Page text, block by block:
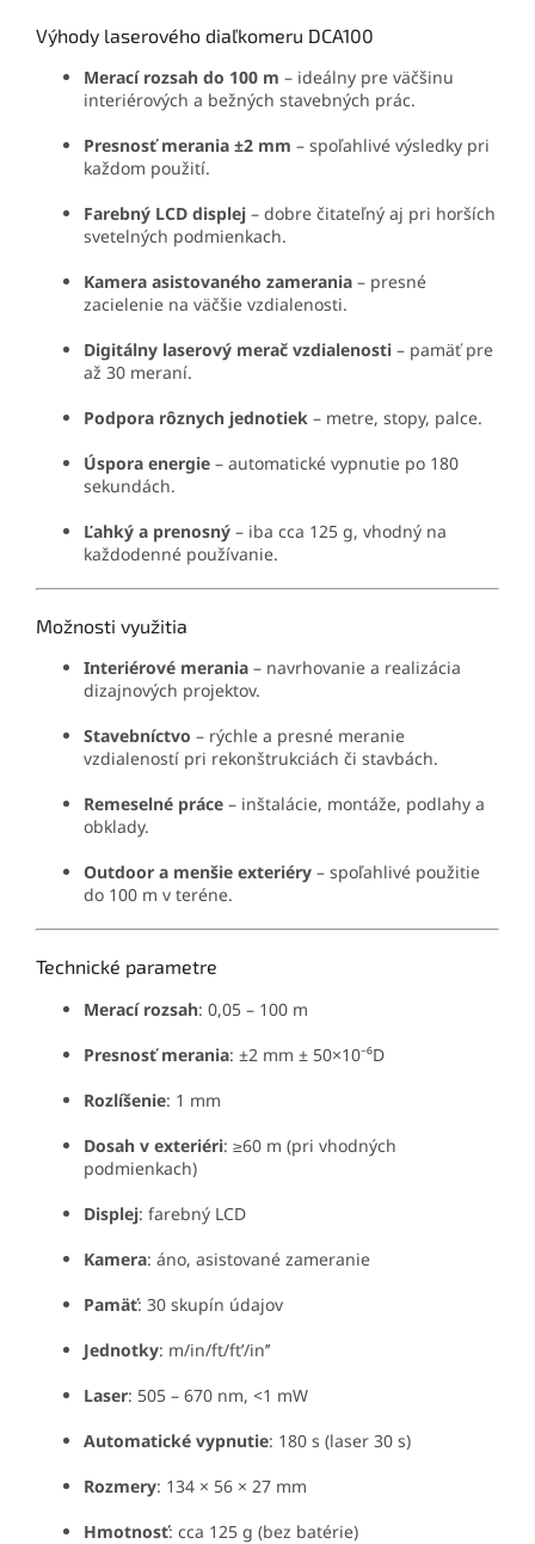
Výhody laserového diaľkomeru DCA100
Merací rozsah do 100 m – ideálny pre väčšinu
interiérových a bežných stavebných prác.
Presnosť merania ±2 mm – spoľahlivé výsledky pri
každom použití.
Farebný LCD displej – dobre čitateľný aj pri horších
svetelných podmienkach.
Kamera asistovaného zamerania – presné
zacielenie na väčšie vzdialenosti.
Digitálny laserový merač vzdialenosti – pamäť pre
až 30 meraní.
Podpora rôznych jednotiek – metre, stopy, palce.
Úspora energie – automatické vypnutie po 180
sekundách.
Ľahký a prenosný – iba cca 125 g, vhodný na
každodenné používanie.
Možnosti využitia
Interiérové merania – navrhovanie a realizácia
dizajnových projektov.
Stavebníctvo – rýchle a presné meranie
vzdialeností pri rekonštrukciách či stavbách.
Remeselné práce – inštalácie, montáže, podlahy a
obklady.
Outdoor a menšie exteriéry – spoľahlivé použitie
do 100 m v teréne.
Technické parametre
Merací rozsah: 0,05 – 100 m
Presnosť merania: ±2 mm ± 50×10⁻⁶D
Rozlíšenie: 1 mm
Dosah v exteriéri: ≥60 m (pri vhodných
podmienkach)
Displej: farebný LCD
Kamera: áno, asistované zameranie
Pamäť: 30 skupín údajov
Jednotky: m/in/ft/ft’/in’’
Laser: 505 – 670 nm, <1 mW
Automatické vypnutie: 180 s (laser 30 s)
Rozmery: 134 × 56 × 27 mm
Hmotnosť: cca 125 g (bez batérie)